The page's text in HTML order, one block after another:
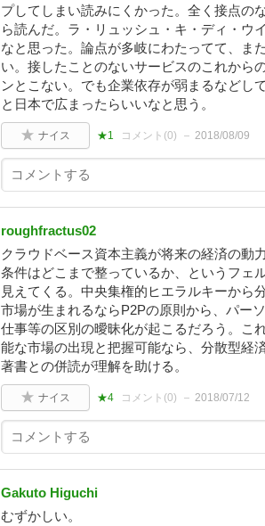
プしてしまい読みにくかった。全く接点の
ら読んだ。ラ・リュッシュ・キ・ディ・ウ
なと思った。論点が多岐にわたってて、ま
い。接したことのないサービスのこれから
ンとこない。でも企業依存が弱まるなどし
と日本で広まったらいいなと思う。
ナイス ★1 コメント(0) 2018/08/09
roughfractus02
クラウドベース資本主義が将来の経済の動
条件はどこまで整っているか、というフェ
見えてくる。中央集権的ヒエラルキーから
市場が生まれるならP2Pの原則から、パー
仕事等の区別の曖昧化が起こるだろう。こ
能な市場の出現と把握可能なら、分散型経
著書との併読が理解を助ける。
ナイス ★4 コメント(0) 2018/07/12
Gakuto Higuchi
むずかしい。